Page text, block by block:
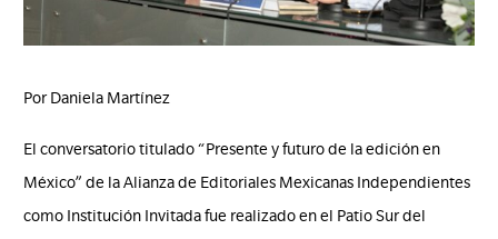
Por Daniela Martínez
El conversatorio titulado “Presente y futuro de la edición en
México” de la Alianza de Editoriales Mexicanas Independientes
como Institución Invitada fue realizado en el Patio Sur del